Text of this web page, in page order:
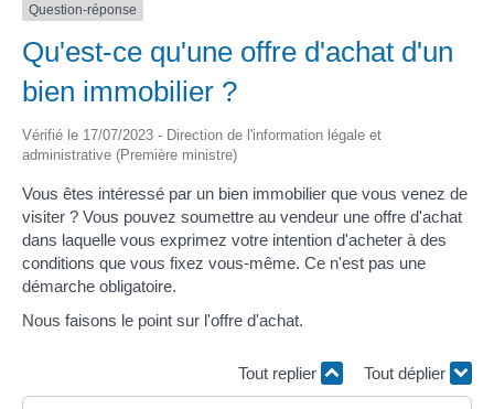
Question-réponse
Qu'est-ce qu'une offre d'achat d'un
bien immobilier ?
Vérifié le 17/07/2023 - Direction de l'information légale et
administrative (Première ministre)
Vous êtes intéressé par un bien immobilier que vous venez de
visiter ? Vous pouvez soumettre au vendeur une offre d'achat
dans laquelle vous exprimez votre intention d'acheter à des
conditions que vous fixez vous-même. Ce n'est pas une
démarche obligatoire.
Nous faisons le point sur l'offre d'achat.
Tout replier Tout déplier